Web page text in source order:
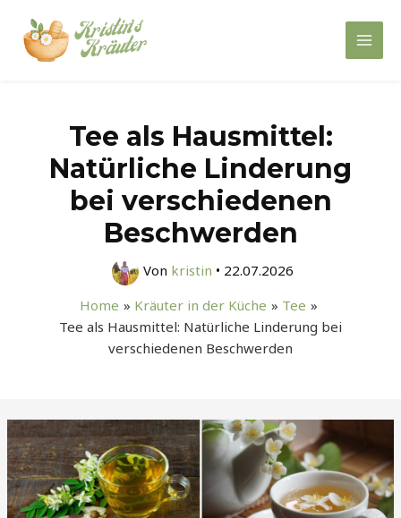
Inhalt
springen
Main
Tee als Hausmittel:
Natürliche Linderung
bei verschiedenen
Beschwerden
Von kristin • 22.07.2026
Home
Kräuter in der Küche
Tee
Tee als Hausmittel: Natürliche Linderung bei
verschiedenen Beschwerden